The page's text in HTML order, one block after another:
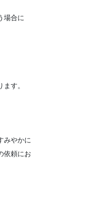
場合に
す。
みやかに
依頼にお